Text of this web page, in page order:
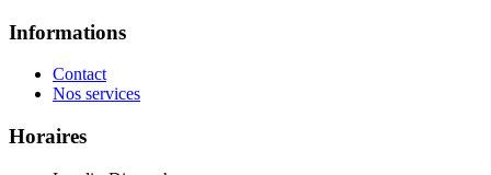
Informations
Contact
Nos services
Horaires